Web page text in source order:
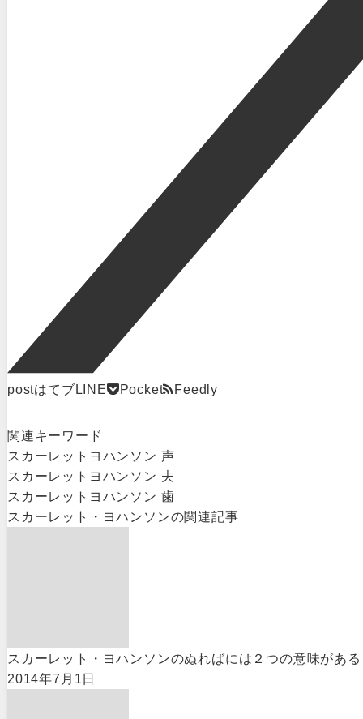
postはてブ LINE Pocket Feedly
関連キーワード
スカーレットヨハンソン 声
スカーレットヨハンソン 夫
スカーレットヨハンソン 歯
スカーレット・ヨハンソンの関連記事
スカーレット・ヨハンソンのぬればには２つの意味がある
2014年7月1日